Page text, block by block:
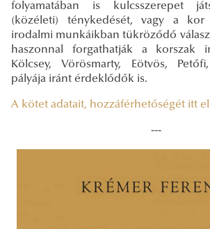
folyamatában is kulcsszerepet
(közéleti) ténykedését, vagy a kor
irodalmi munkáikban tükröződő
haszonnal forgathatják a korszak
Kölcsey, Vörösmarty, Eötvös,
pályája iránt érdeklődők is.
A kötet adatait, hozzáférhetőségét itt
---